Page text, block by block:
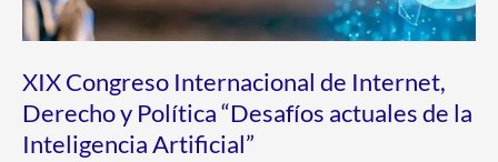
XIX Congreso Internacional de Internet,
Derecho y Política “Desafíos actuales de la
Inteligencia Artificial”
“Desafíos
de
la
Inteligencia